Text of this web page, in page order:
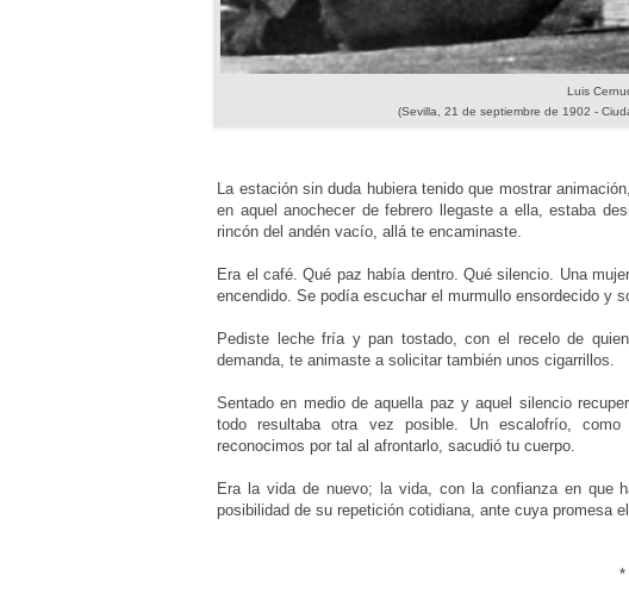
Luis
(Sevilla, 21 de septiembre de 1902 -
La estación sin duda hubiera tenido que mostrar
en aquel anochecer de febrero llegaste a ella, estaba
rincón del andén vacío, allá te encaminaste.
Era el café. Qué paz había dentro. Qué silencio. Una
encendido. Se podía escuchar el murmullo ensordecido y
Pediste leche fría y pan tostado, con el recelo de
demanda, te animaste a solicitar también unos cigarrillos.
Sentado en medio de aquella paz y aquel silencio
todo resultaba otra vez posible. Un escalofrío,
reconocimos por tal al afrontarlo, sacudió tu cuerpo.
Era la vida de nuevo; la vida, con la confianza en que
posibilidad de su repetición cotidiana, ante cuya promesa
*